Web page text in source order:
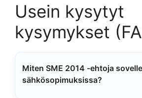
Usein kysytyt
kysymykset
Miten SME 2014 -ehtoja
sähkösopimuksissa?